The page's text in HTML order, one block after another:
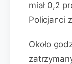
miał 0,2
Policjanci
Około